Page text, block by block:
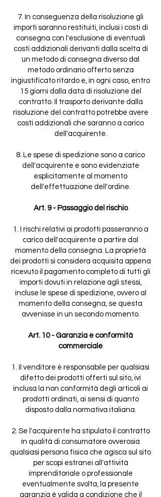
7. In conseguenza della risoluzione gli
importi saranno restituiti, inclusi i costi di
consegna con l'esclusione di eventuali
costi addizionali derivanti dalla scelta di
un metodo di consegna diverso dal
metodo ordinario offerto senza
ingiustificato ritardo e, in ogni caso, entro
15 giorni dalla data di risoluzione del
contratto. Il trasporto derivante dalla
risoluzione del contratto potrebbe avere
costi addizionali che saranno a carico
dell'acquirente.
8. Le spese di spedizione sono a carico
dell'acquirente e sono evidenziate
esplicitamente al momento
dell'effettuazione dell'ordine.
Art. 9 - Passaggio del rischio
1. I rischi relativi ai prodotti passeranno a
carico dell'acquirente a partire dal
momento della consegna. La proprietà
dei prodotti si considera acquisita appena
ricevuto il pagamento completo di tutti gli
importi dovuti in relazione agli stessi,
incluse le spese di spedizione, ovvero al
momento della consegna, se questa
avvenisse in un secondo momento.
Art. 10 - Garanzia e conformità
commerciale
1. Il venditore è responsabile per qualsiasi
difetto dei prodotti offerti sul sito, ivi
inclusa la non conformità degli articoli ai
prodotti ordinati, ai sensi di quanto
disposto dalla normativa italiana.
2. Se l'acquirente ha stipulato il contratto
in qualità di consumatore ovverosia
qualsiasi persona fisica che agisca sul sito
per scopi estranei all'attività
imprenditoriale o professionale
eventualmente svolta, la presente
garanzia è valida a condizione che il